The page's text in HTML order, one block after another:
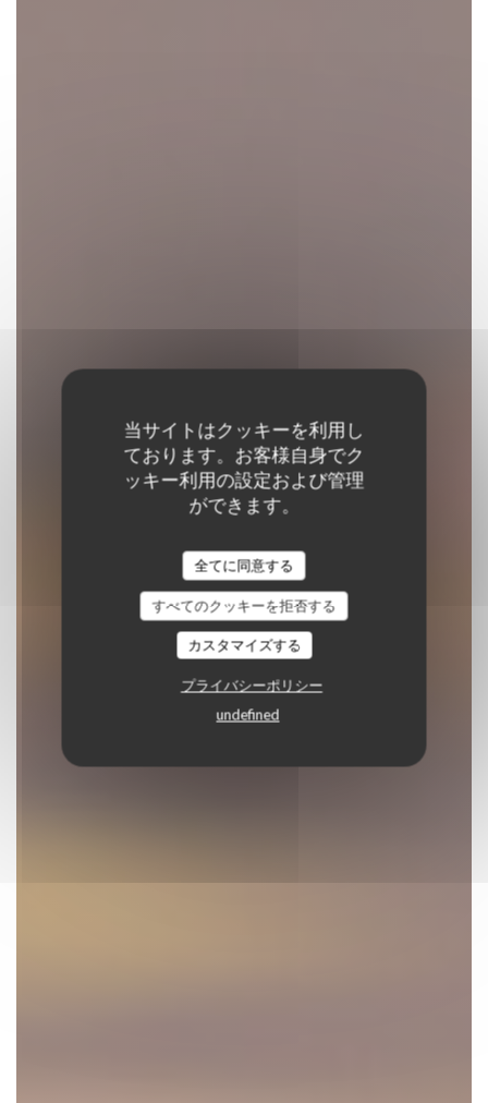
当サイトはクッキーを利用し
ております。お客様自身でク
ッキー利用の設定および管理
ができます。
全てに同意する
すべてのクッキーを拒否する
カスタマイズする
プライバシーポリシー
undefined
Plein Sud
伝統的なレストラン|LE PRADET
予約